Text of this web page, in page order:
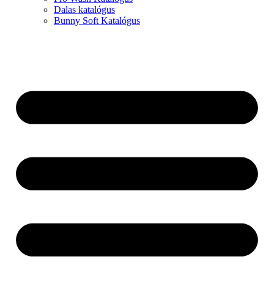
Dalas katalógus
Bunny Soft Katalógus